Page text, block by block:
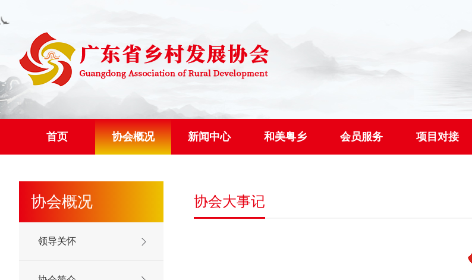
首页 协会概况 新闻中心 和美粤乡 会员服务 项目对接
协会概况
领导关怀
协会大事记